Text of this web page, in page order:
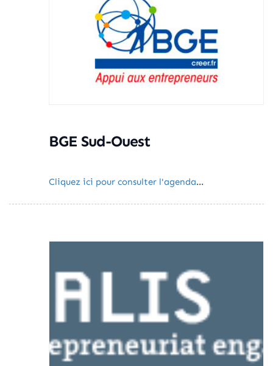
BGE Sud-Ouest
Cliquez ici pour consulter l'agenda...